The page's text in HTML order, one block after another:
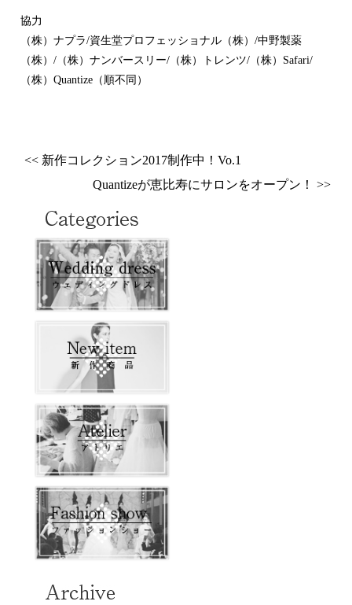
協力
（株）ナプラ/資生堂プロフェッショナル（株）/中野製薬
（株）/（株）ナンバースリー/（株）トレンツ/ （株）Safari/
（株）Quantize（順不同）
<< 新作コレクション2017制作中！Vo.1
Quantizeが恵比寿にサロンをオープン！ >>